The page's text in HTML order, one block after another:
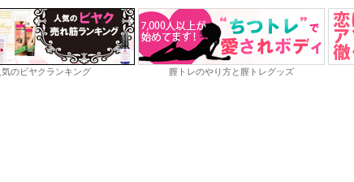
のビヤクランキング 膣トレのやり方と膣トレグッズ